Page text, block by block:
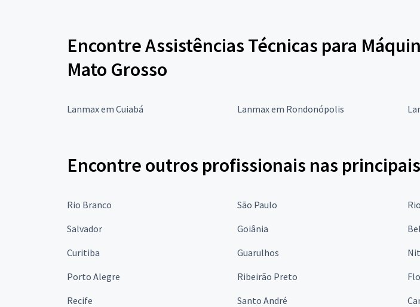
Encontre Assistências Técnicas para
Mato Grosso
Lanmax em Cuiabá Lanmax em Rondonópolis
Encontre outros profissionais nas
Rio Branco São Paulo
Salvador
Goiânia
Curitiba
Guarulhos
Porto Alegre
Ribeirão Preto
Recife
Santo André